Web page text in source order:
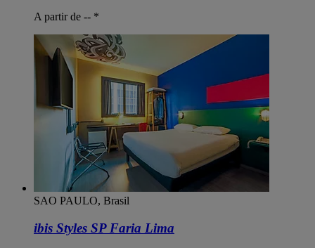
A partir de -- *
SAO PAULO, Brasil
ibis Styles SP Faria Lima